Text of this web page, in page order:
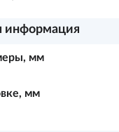
информация
мм
мм